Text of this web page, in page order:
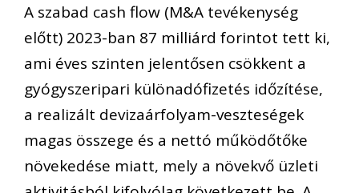
A szabad cash flow (M&A tevékenység
előtt) 2023-ban 87 milliárd forintot tett ki,
ami éves szinten jelentősen csökkent a
gyógyszeripari különadófizetés időzítése,
a realizált devizaárfolyam-veszteségek
magas összege és a nettó működőtőke
növekedése miatt, mely a növekvő üzleti